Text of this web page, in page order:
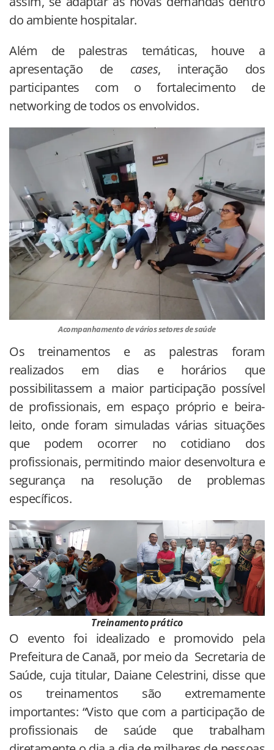
do ambiente hospitalar.
Além de palestras temáticas, houve a
apresentação de cases, interação dos
participantes com o fortalecimento de
networking de todos os envolvidos.
Acompanhamento de vários setores de saúde
Os treinamentos e as palestras foram
realizados em dias e horários que
possibilitassem a maior participação possível
de profissionais, em espaço próprio e beira-
leito, onde foram simuladas várias situações
que podem ocorrer no cotidiano dos
profissionais, permitindo maior desenvoltura e
segurança na resolução de problemas
específicos.
Treinamento prático
O evento foi idealizado e promovido pela
Prefeitura de Canaã, por meio da Secretaria de
Saúde, cuja titular, Daiane Celestrini, disse que
os treinamentos são extremamente
importantes: “Visto que com a participação de
profissionais de saúde que trabalham